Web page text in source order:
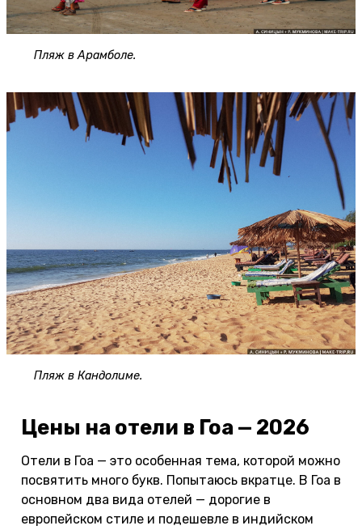
Пляж в Арамболе.
Пляж в Кандолиме.
Цены на отели в Гоа — 2026
Отели в Гоа — это особенная тема, которой можно
посвятить много букв. Попытаюсь вкратце. В Гоа в
основном два вида отелей — дорогие в
европейском стиле и подешевле в индийском